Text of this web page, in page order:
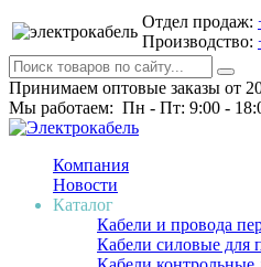
Отдел продаж:
Производство:
Принимаем оптовые заказы от
Мы работаем: Пн - Пт: 9:00 -
Компания
Новости
Каталог
Кабели и провода
Кабели силовые для